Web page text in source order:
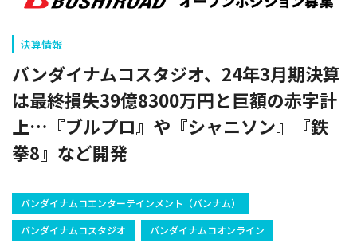
決算情報
バンダイナムコスタジオ、24年3月期決算
は最終損失39億8300万円と巨額の赤字計
上…『ブルプロ』や『シャニソン』『鉄
拳8』など開発
バンダイナムコエンターテインメント（バンナム）
バンダイナムコスタジオ
バンダイナムコオンライン